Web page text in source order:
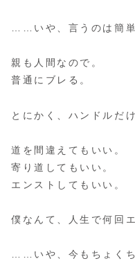
……いや、言うのは簡単
親も人間なので。
普通にブレる。
とにかく、ハンドルだ
道を間違えてもいい。
寄り道してもいい。
エンストしてもいい。
僕なんて、人生で何回
……いや、今もちょくち